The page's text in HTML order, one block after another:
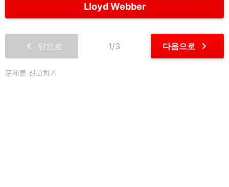
Lloyd Webber
chevron_left 앞으로 1/3 다음으로 chevron_right
문제를 신고하기